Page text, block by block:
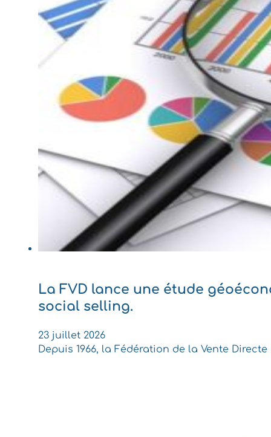
La FVD lance une étude
social selling.
23 juillet 2026
Depuis 1966, la Fédération de la Vente